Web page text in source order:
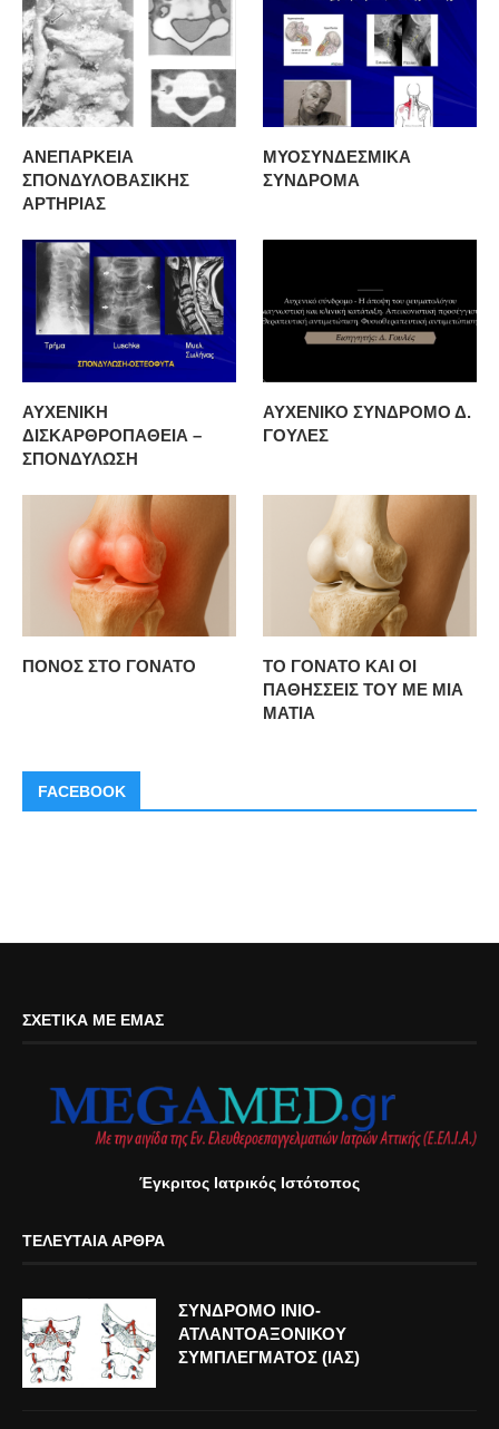
ΑΝΕΠΑΡΚΕΙΑ
ΣΠΟΝΔΥΛΟΒΑΣΙΚΗΣ
ΑΡΤΗΡΙΑΣ
ΜΥΟΣΥΝΔΕΣΜΙΚΑ
ΣΥΝΔΡΟΜΑ
ΑΥΧΕΝΙΚΗ
ΔΙΣΚΑΡΘΡΟΠΑΘΕΙΑ –
ΣΠΟΝΔΥΛΩΣΗ
ΑΥΧΕΝΙΚΟ ΣΥΝΔΡΟΜΟ Δ.
ΓΟΥΛΕΣ
ΠΟΝΟΣ ΣΤΟ ΓΟΝΑΤΟ
ΤΟ ΓΟΝΑΤΟ ΚΑΙ ΟΙ
ΠΑΘΗΣΣΕΙΣ ΤΟΥ ΜΕ ΜΙΑ
ΜΑΤΙΑ
FACEBOOK
ΣΧΕΤΙΚΆ ΜΕ ΕΜΆΣ
Έγκριτος Ιατρικός Ιστότοπος
ΤΕΛΕΥΤΑΊΑ ΆΡΘΡΑ
ΣΥΝΔΡΟΜΟ ΙΝΙΟ-
ΑΤΛΑΝΤΟΑΞΟΝΙΚΟΥ
ΣΥΜΠΛΕΓΜΑΤΟΣ (ΙΑΣ)